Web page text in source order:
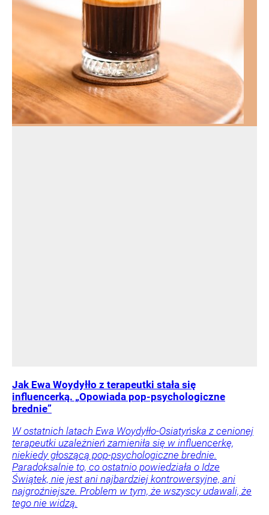
Jak Ewa Woydyłło z terapeutki stała się
influencerką. „Opowiada pop-psychologiczne
brednie”
W ostatnich latach Ewa Woydyłło-Osiatyńska z cenionej
terapeutki uzależnień zamieniła się w influencerkę,
niekiedy głoszącą pop-psychologiczne brednie.
Paradoksalnie to, co ostatnio powiedziała o Idze
Świątek, nie jest ani najbardziej kontrowersyjne, ani
najgroźniejsze. Problem w tym, że wszyscy udawali, że
tego nie widzą.